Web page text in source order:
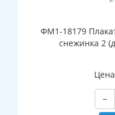
ФМ1-18179
снежинка 2
−